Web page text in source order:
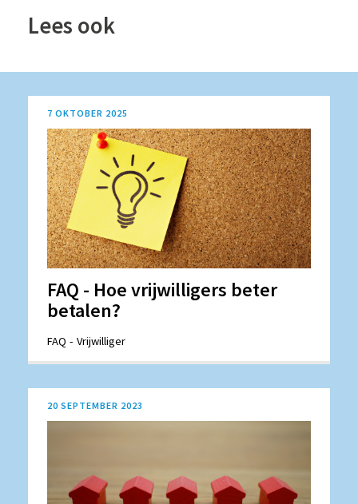
Lees ook
7 OKTOBER 2025
FAQ - Hoe vrijwilligers beter
betalen?
FAQ Vrijwilliger
20 SEPTEMBER 2023